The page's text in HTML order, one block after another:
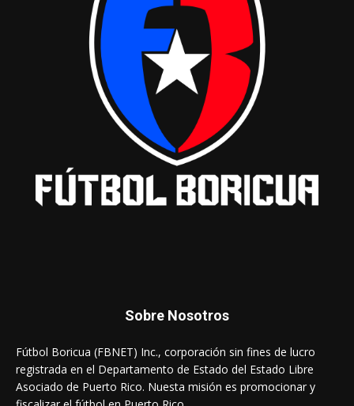
Sobre Nosotros
Fútbol Boricua (FBNET) Inc., corporación sin fines de lucro
registrada en el Departamento de Estado del Estado Libre
Asociado de Puerto Rico. Nuesta misión es promocionar y